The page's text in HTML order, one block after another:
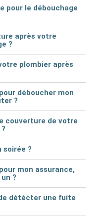
pour le débouchage
après votre
?
plombier après
déboucher mon
?
couverture de votre
soirée ?
mon assurance,
?
détécter une fuite